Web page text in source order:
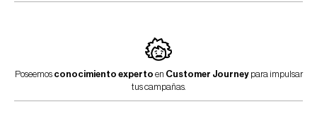
Poseemos conocimiento experto en Customer Journeypara impulsar
tus campañas.